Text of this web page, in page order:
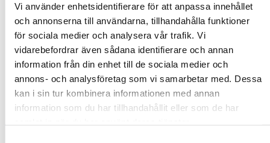
Vi använder enhetsidentifierare för att anpassa innehållet
och annonserna till användarna, tillhandahålla funktioner
för sociala medier och analysera vår trafik. Vi
vidarebefordrar även sådana identifierare och annan
information från din enhet till de sociala medier och
annons- och analysföretag som vi samarbetar med. Dessa
kan i sin tur kombinera informationen med annan
information som du har tillhandahållit eller som de har
Start»Trädfällning Vindö – Tryggt & Säkert
Trädfällning Vindö – Tryggt
& Säkert